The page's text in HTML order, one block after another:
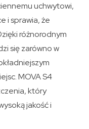
uchwytowi,
i sprawia, że
różnorodnym
się zarówno w
MOVA S4
który
jakość i